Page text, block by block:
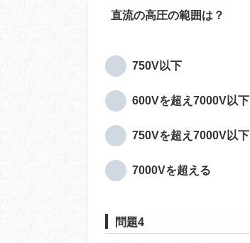
直流の高圧の範囲は？
750V以下
600Vを超え7000V以下
750Vを超え7000V以下
7000Vを超える
問題4